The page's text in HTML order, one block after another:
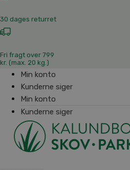
30 dages returret
Fri fragt over 799
kr. (max. 20 kg.)
Min konto
Kunderne siger
Min konto
Kunderne siger